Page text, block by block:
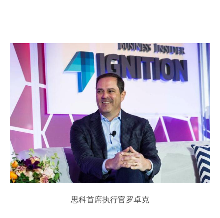
思科首席执行官罗卓克